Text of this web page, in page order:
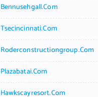
Bennusehgall.com
Tsecincinnati.com
Roderconstructiongroup.com
Plazabatai.com
Hawkscayresort.com